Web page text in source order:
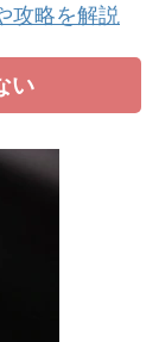
攻略を解説
い